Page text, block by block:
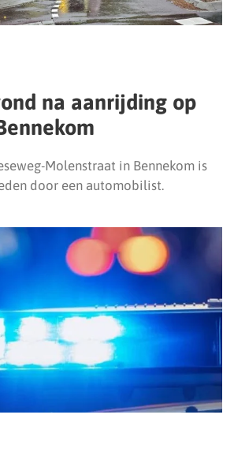
na aanrijding op
Molenstraat in Bennekom is
door een automobilist.